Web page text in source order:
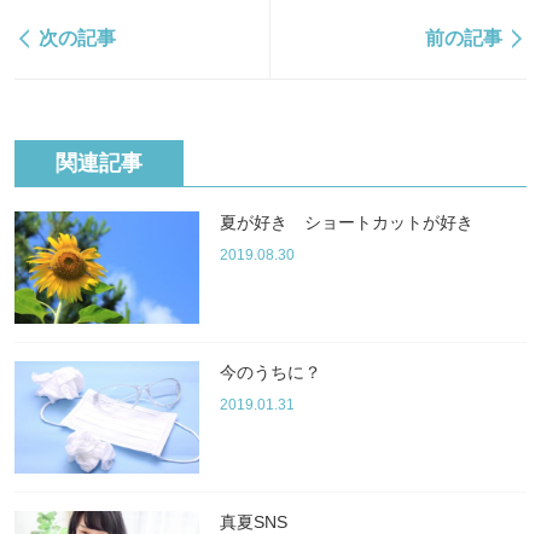
次の記事 前の記事
関連記事
夏が好き ショートカットが好き
2019.08.30
今のうちに？
2019.01.31
真夏SNS